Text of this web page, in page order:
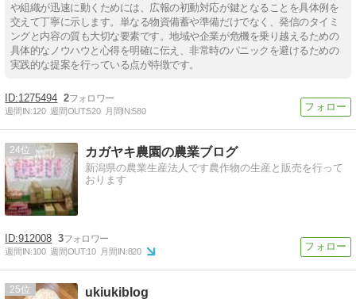
や組織が迅速に動くためには、広報の初動対応が鍵となることを具体例を
交えて丁寧に示します。単なる物資備蓄や準備だけでなく、発信のタイミ
ングと内容の質も大切な要素です。地域や企業が危機を乗り越えるための
具体的なノウハウと心得を明確に伝え、非常時のパニックを避けるための
実践的な提案を行っている点が特徴です。
1275494 2
週間IN:120 週間OUT:520 月間IN:580
24 カガヤキ農園の農業ブログ
新潟県の農業生産法人です農作物の生産と販売を行って
おります
912008 3
週間IN:100 週間OUT:10 月間IN:820
25 ukiukiblog